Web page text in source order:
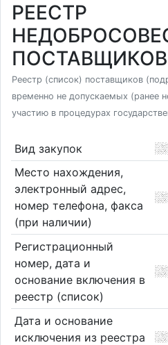
РЕЕСТР
ПОСТАВЩИКОВ
Реестр (список) поставщиков
временно не допускаемых (ранее
участию в процедурах
Вид закупок
Место нахождения,
электронный адрес,
номер телефона, факса
(при наличии)
Регистрационный
номер, дата и
основание включения в
реестр (список)
Дата и основание
исключения из реестра